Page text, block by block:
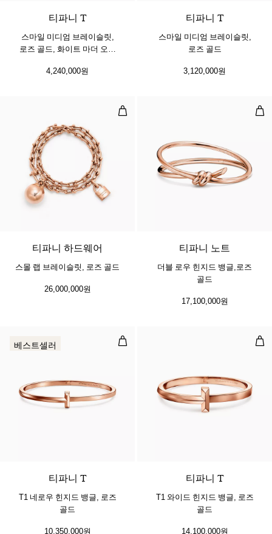
티파니 T
스마일 미디엄 브레이슬릿,
로즈 골드, 화이트 마더 오브
4,240,000원
티파니 T
스마일 미디엄 브레이슬릿,
로즈 골드
3,120,000원
스몰 랩 브레이슬릿, 로즈 골드
티파니 하드웨어
스몰 랩 브레이슬릿, 로즈 골드
26,000,000원
더
티파니 노트
더블 로우 힌지드 뱅글,로즈
골드
17,100,000원
T1 네로우 힌지드 뱅글, 로즈 골드
베스트셀러
티파니 T
T1 네로우 힌지드 뱅글, 로즈
골드
10,350,000원
T1
티파니 T
T1 와이드 힌지드 뱅글, 로즈
골드
14,100,000원